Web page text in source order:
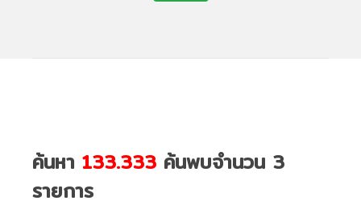
ค้นหา 133.333 ค้นพบจำนวน 3
รายการ